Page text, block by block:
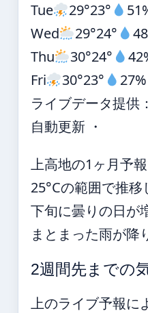
Tue
29°23°
Wed
29°24°
Thu
30°24°
Fri
30°23°
27%
ライブデータ提供：
自動更新 ・
上高地の1ヶ月予
25°Cの範囲で推移
下旬に曇りの日が
まとまった雨が降
2週間先までの
上のライブ予報に